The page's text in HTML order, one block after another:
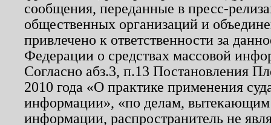
сообщения, переданные в пресс-
общественных организаций и
привлечено к ответственности за
Федерации о средствах массовой
Согласно абз.3, п.13 Постановления
2010 года «О практике применения
информации», «по делам, вытекающим
информации, распространитель не